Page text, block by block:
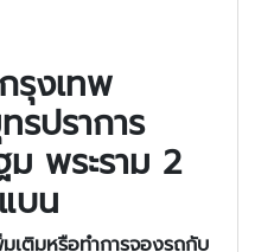
รุงเทพ
รปราการ
พระราม 2
บน
เติมหรือทำการจองรถกับ